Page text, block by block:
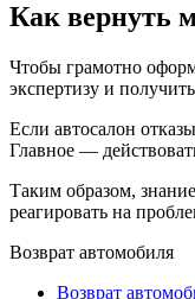
Как вернуть
Чтобы грамотно
экспертизу и
Если автосалон
Главное —
Таким образом,
реагировать на
Возврат автомобиля
Возврат